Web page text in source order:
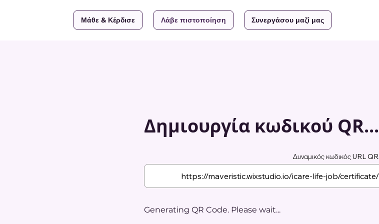
Μάθε & Κέρδισε Λάβε πιστοποίηση Συνεργάσου μαζί μας
Δημιουργία κωδικού QR...
Δυναμικός κωδικός URL QR
Generating QR Code. Please wait...